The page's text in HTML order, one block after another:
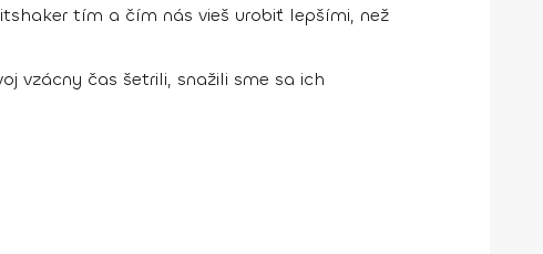
tím a čím nás vieš urobiť lepšími, než
vzácny čas šetrili, snažili sme sa ich